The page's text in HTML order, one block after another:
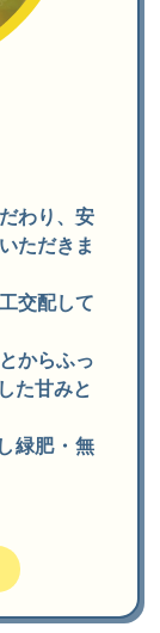
わり、安
ただきま
交配して
からふっ
た甘みと
緑肥・無